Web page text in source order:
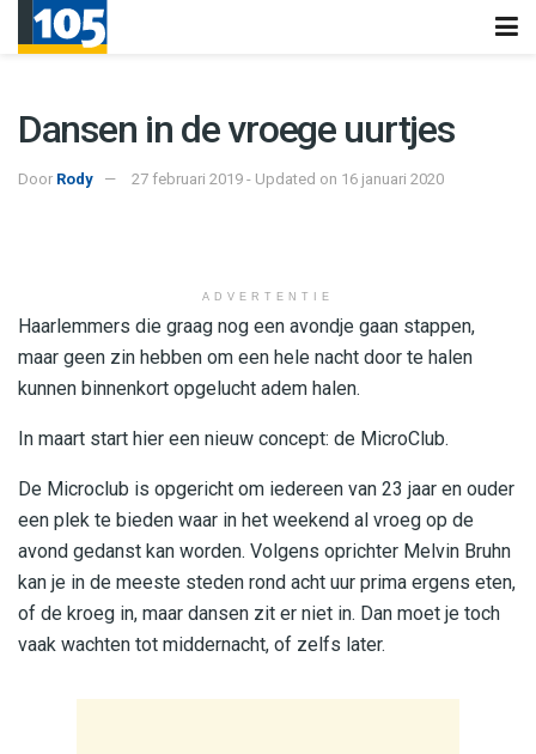
Dansen in de vroege uurtjes
Door Rody 27 februari 2019 - Updated on 16 januari 2020
ADVERTENTIE
Haarlemmers die graag nog een avondje gaan stappen,
maar geen zin hebben om een hele nacht door te halen
kunnen binnenkort opgelucht adem halen.
In maart start hier een nieuw concept: de MicroClub.
De Microclub is opgericht om iedereen van 23 jaar en ouder
een plek te bieden waar in het weekend al vroeg op de
avond gedanst kan worden. Volgens oprichter Melvin Bruhn
kan je in de meeste steden rond acht uur prima ergens eten,
of de kroeg in, maar dansen zit er niet in. Dan moet je toch
vaak wachten tot middernacht, of zelfs later.